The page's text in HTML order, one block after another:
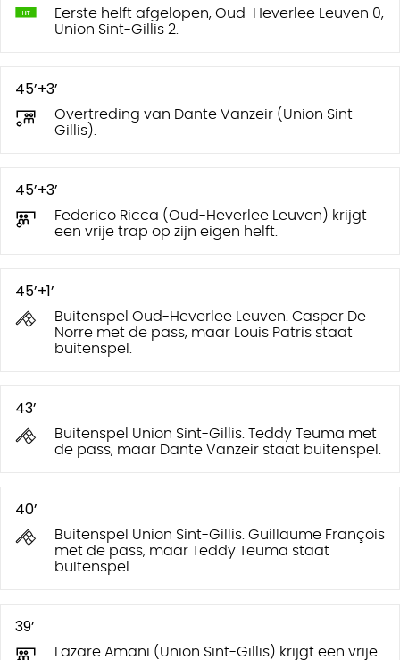
Eerste helft afgelopen, Oud-Heverlee Leuven 0,
Union Sint-Gillis 2.
45’+3’
Overtreding van Dante Vanzeir (Union Sint-
Gillis).
45’+3’
Federico Ricca (Oud-Heverlee Leuven) krijgt
een vrije trap op zijn eigen helft.
45’+1’
Buitenspel Oud-Heverlee Leuven. Casper De
Norre met de pass, maar Louis Patris staat
buitenspel.
43’
Buitenspel Union Sint-Gillis. Teddy Teuma met
de pass, maar Dante Vanzeir staat buitenspel.
40’
Buitenspel Union Sint-Gillis. Guillaume François
met de pass, maar Teddy Teuma staat
buitenspel.
39’
Lazare Amani (Union Sint-Gillis) krijgt een vrije